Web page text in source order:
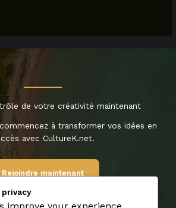
de votre créativité maintenant
à transformer vos idées en
avec CultureK.net.
Rejoindre maintenant